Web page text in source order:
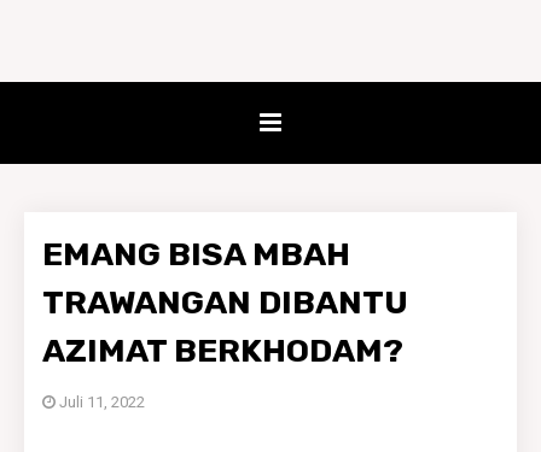
EMANG BISA MBAH
TRAWANGAN DIBANTU
AZIMAT BERKHODAM?
Juli 11, 2022